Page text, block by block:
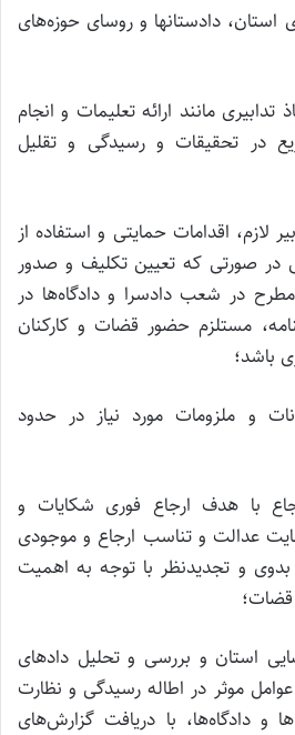
دادستانها و روسای حوزه‌های
تدابیری مانند ارائه تعلیمات و انجام
در تحقیقات و رسیدگی و تقلیل
لازم، اقدامات حمایتی و استفاده از
در صورتی که تعیین تکلیف و صدور
در شعب دادسرا و دادگاه‌ها در
مستلزم حضور قضات و کارکنان
باشد؛
و ملزومات مورد نیاز در حدود
با هدف ارجاع فوری شکایات و
عدالت و تناسب ارجاع و موجودی
بدوی و تجدیدنظر با توجه به اهمیت
استان و بررسی و تحلیل دادهای
موثر در اطاله رسیدگی و نظارت
و دادگاه‌ها، با دریافت گزارش‌های